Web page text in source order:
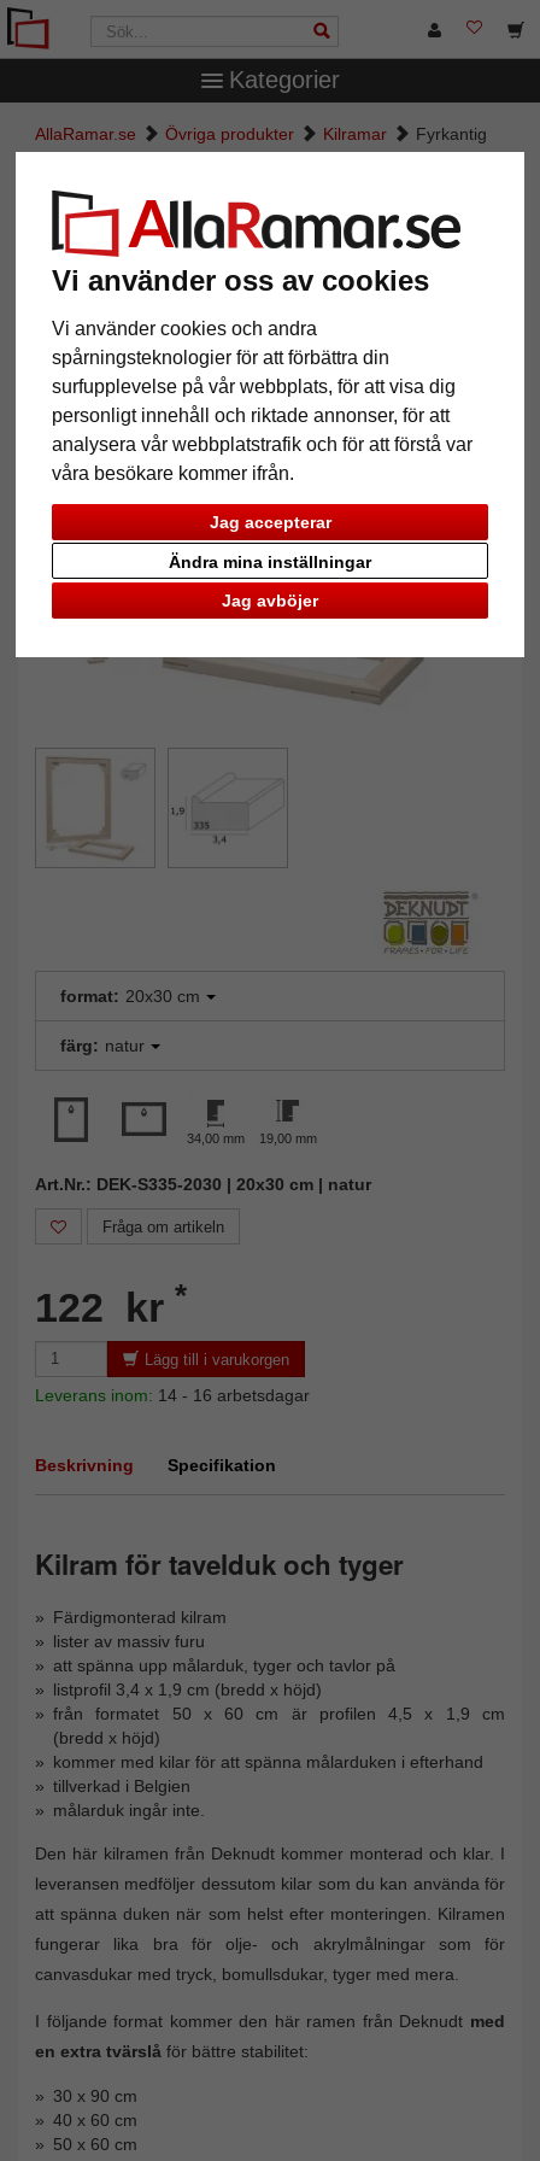
Vi använder oss av cookies
Vi använder cookies och andra
spårningsteknologier för att förbättra din
surfupplevelse på vår webbplats, för att visa dig
personligt innehåll och riktade annonser, för att
analysera vår webbplatstrafik och för att förstå var
våra besökare kommer ifrån.
Jag accepterar
Jag avböjer
Ändra mina inställningar
Kategorier
AllaRamar.se Övriga produkter Kilramar
Fyrkantig
kilram
Fyrkantig kilram
Tillbaka
format: 20x30 cm
färg: natur
34,00 mm 19,00 mm
Art.Nr.: DEK-S335-2030 | 20x30 cm | natur
Fråga om artikeln
122 kr *
Lägg till i varukorgen
Leverans inom: 14 - 16 arbetsdagar
Beskrivning Specifikation
Kilram för tavelduk och tyger
Färdigmonterad kilram
lister av massiv furu
att spänna upp målarduk, tyger och tavlor på
listprofil 3,4 x 1,9 cm (bredd x höjd)
från formatet 50 x 60 cm är profilen 4,5 x 1,9 cm
(bredd x höjd)
kommer med kilar för att spänna målarduken i efterhand
tillverkad i Belgien
målarduk ingår inte.
Den här kilramen från Deknudt kommer monterad och klar. I
leveransen medföljer dessutom kilar som du kan använda för
att spänna duken när som helst efter monteringen. Kilramen
fungerar lika bra för olje- och akrylmålningar som för
canvasdukar med tryck, bomullsdukar, tyger med mera.
I följande format kommer den här ramen från Deknudt med
en extra tvärslå för bättre stabilitet:
30 x 90 cm
40 x 60 cm
50 x 60 cm